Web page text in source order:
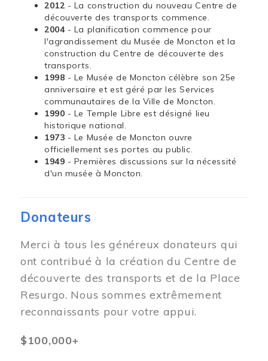
2012 - La construction du nouveau Centre de
découverte des transports commence.
2004 - La planification commence pour
l'agrandissement du Musée de Moncton et la
construction du Centre de découverte des
transports.
1998 - Le Musée de Moncton célèbre son 25e
anniversaire et est géré par les Services
communautaires de la Ville de Moncton.
1990 - Le Temple Libre est désigné lieu
historique national.
1973 - Le Musée de Moncton ouvre
officiellement ses portes au public.
1949 - Premières discussions sur la nécessité
d'un musée à Moncton.
Donateurs
Merci à tous les généreux donateurs qui
ont contribué à la création du Centre de
découverte des transports et de la Place
Resurgo. Nous sommes extrêmement
reconnaissants pour votre appui.
$100,000+